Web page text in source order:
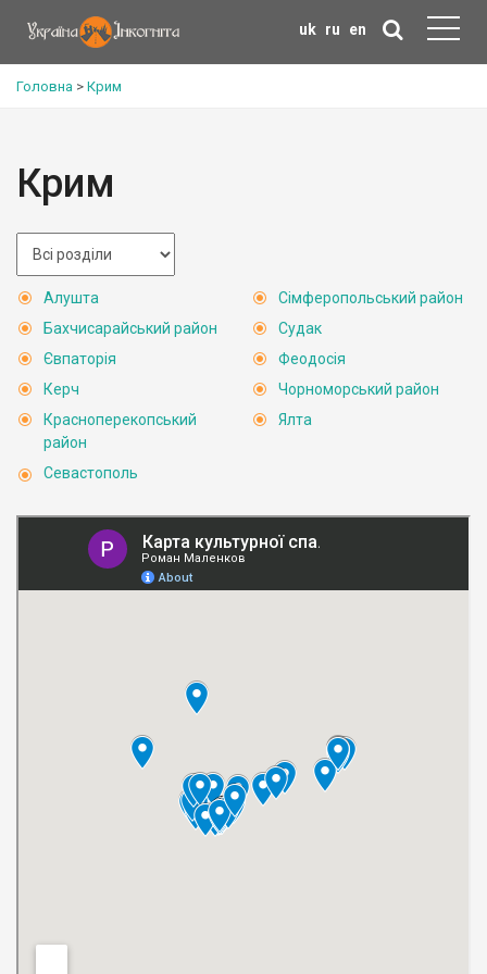
uk ru en
Головна > Крим
Крим
Алушта
Бахчисарайський район
Євпаторія
Керч
Красноперекопський
район
Севастополь
Сімферопольський район
Судак
Феодосія
Чорноморський район
Ялта